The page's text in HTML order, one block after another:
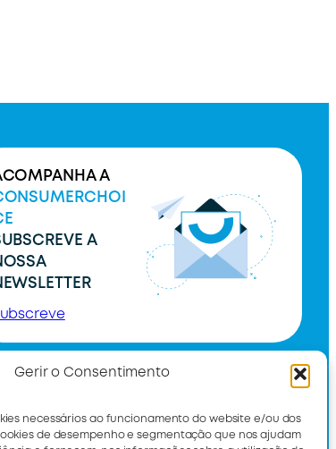
Gerir o Consentimento
necessários ao funcionamento do website e/ou dos
de desempenho e segmentação que nos ajudam
A
A